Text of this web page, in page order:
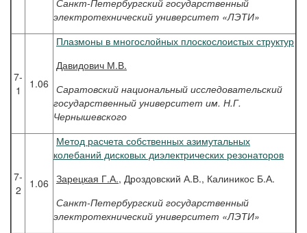
Санкт-Петербургский государственный
электротехнический университет «ЛЭТИ»
7-
1
1.06
Плазмоны в многослойных плоскослоистых структур
Давидович М.В.
Саратовский национальный исследовательский
государственный университет им. Н.Г.
Чернышевского
7-
2
1.06
Метод расчета собственных азимутальных
колебаний дисковых диэлектрических резонаторов
Зарецкая Г.А., Дроздовский А.В., Калиникос Б.А.
Санкт-Петербургский государственный
электротехнический университет «ЛЭТИ»